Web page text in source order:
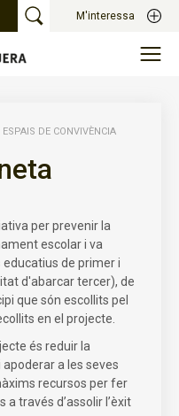
M'interessa
ESPAIS DE CONVIVÈNCIA
per prevenir la
escolar i va
de primer i
d'abarcar tercer), de
que són escollits pel
en el projecte.
és reduir la
a les seves
recursos per fer
través d’assolir l’èxit